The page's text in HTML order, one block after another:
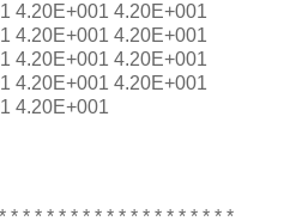
4.20E+001 4.20E+001
4.20E+001 4.20E+001
4.20E+001 4.20E+001
4.20E+001 4.20E+001
4.20E+001
* * * * * * * * * * * * * * * * * * *